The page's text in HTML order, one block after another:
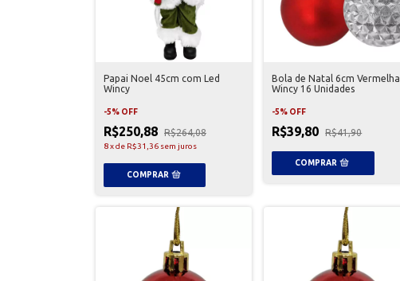
Papai Noel 45cm com Led
Wincy
-5% OFF
R$250,88 R$264,08
8xde R$31,36 sem juros
Bola de Natal 6cm Vermelha
Wincy 16 Unidades
-5% OFF
R$39,80 R$41,90